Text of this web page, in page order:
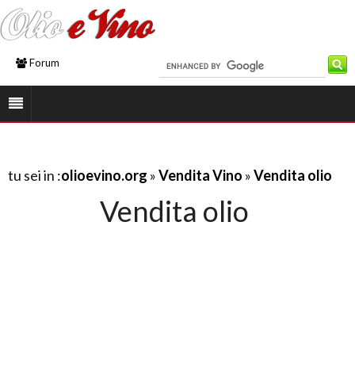
Forum
tu sei in :olioevino.org »Vendita Vino »Vendita olio
Vendita olio